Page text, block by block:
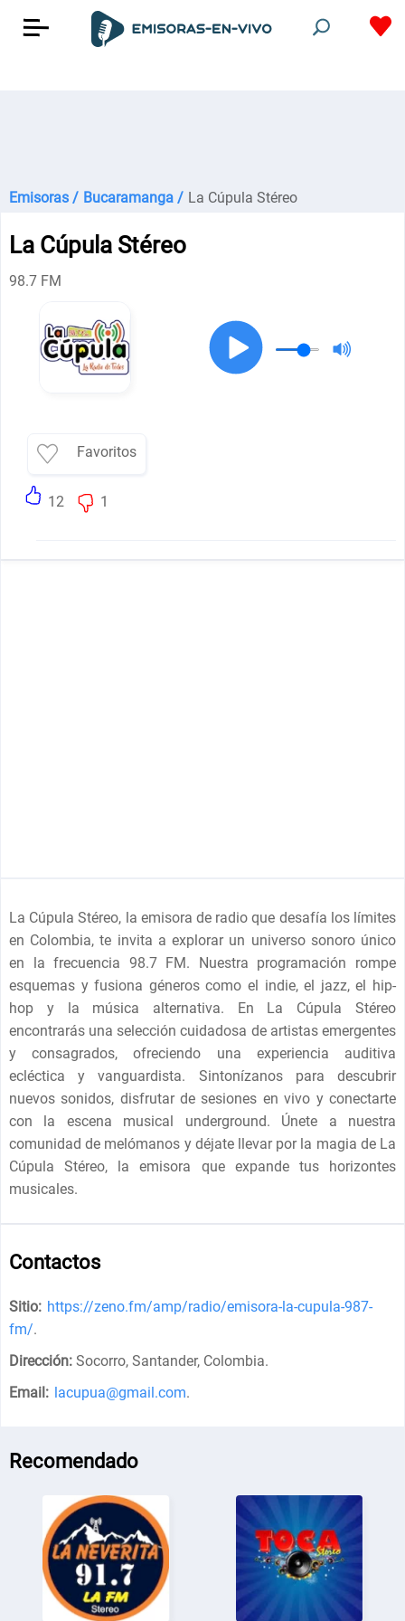
Emisoras / Bucaramanga / La Cúpula Stéreo
La Cúpula Stéreo
98.7 FM
Favoritos
12 1
La Cúpula Stéreo, la emisora de radio que desafía los límites
en Colombia, te invita a explorar un universo sonoro único
en la frecuencia 98.7 FM. Nuestra programación rompe
esquemas y fusiona géneros como el indie, el jazz, el hip-
hop y la música alternativa. En La Cúpula Stéreo
encontrarás una selección cuidadosa de artistas emergentes
y consagrados, ofreciendo una experiencia auditiva
ecléctica y vanguardista. Sintonízanos para descubrir
nuevos sonidos, disfrutar de sesiones en vivo y conectarte
con la escena musical underground. Únete a nuestra
comunidad de melómanos y déjate llevar por la magia de La
Cúpula Stéreo, la emisora que expande tus horizontes
musicales.
Contactos
Sitio: https://zeno.fm/amp/radio/emisora-la-cupula-987-
fm/.
Dirección: Socorro, Santander, Colombia.
Email: lacupua@gmail.com.
Recomendado